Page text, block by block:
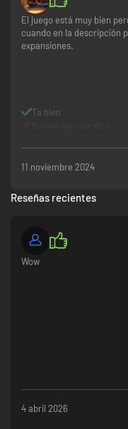
El juego está muy bien
cuando en la descripción
expansiones.
Ta bien
11 noviembre 2024
Reseñas recientes
Wow
4 abril 2026